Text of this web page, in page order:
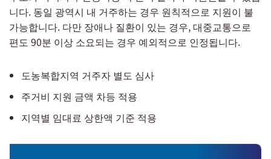
니다. 동일 광역시 내 거주하는 경우 원칙적으로 지원이 불
가능합니다. 다만 장애나 질환이 있는 경우, 대중교통으로
편도 90분 이상 소요되는 경우 예외적으로 인정됩니다.
도농복합지역 거주자 별도 심사
주거비 지원 금액 차등 적용
지역별 임대료 상한액 기준 적용